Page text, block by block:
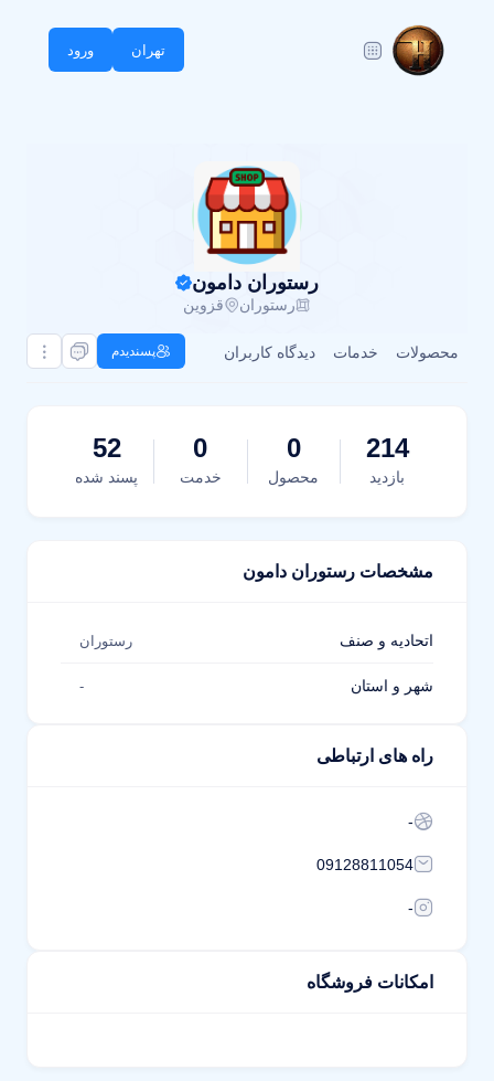
تهران ورود
رستوران دامون
رستوران قزوین
محصولات خدمات دیدگاه کاربران پسندیدم
214
بازدید
0
محصول
0
خدمت
52
پسند شده
مشخصات رستوران دامون
اتحادیه و صنف رستوران
شهر و استان -
راه های ارتباطی
-
09128811054
-
امکانات فروشگاه